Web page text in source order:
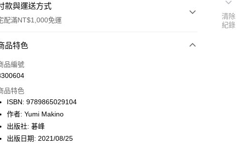
款與運送方式
配滿NT$1,000免運
付款方式
Pay
數位禮券
LINE Pay
Apple Pay
品特色
品編號
品特色
ISBN: 9789865029104
作者: Yumi Makino
出版社: 碁峰
出版日期: 2021/08/25
清除
紀錄